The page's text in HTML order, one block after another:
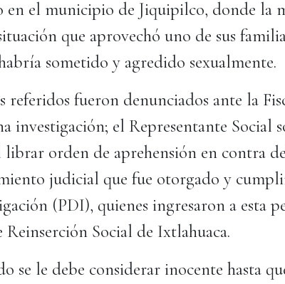
en el municipio de Jiquipilco, donde la
que aprovechó uno de sus
sometido y agredido sexualmente.
fueron denunciados ante la
investigación; el Representante Social
orden de aprehensión en contra
judicial que fue otorgado y
(PDI), quienes ingresaron a esta
Social de Ixtlahuaca.
debe considerar inocente hasta que